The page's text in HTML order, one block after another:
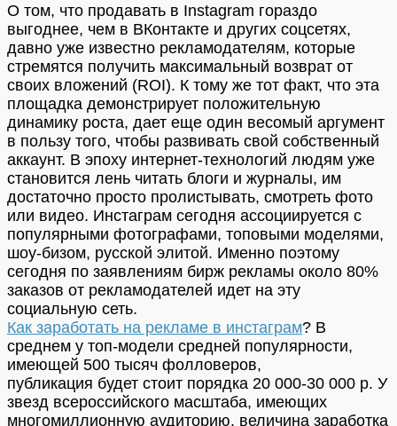
О том, что продавать в Instagram гораздо
выгоднее, чем в ВКонтакте и других соцсетях,
давно уже известно рекламодателям, которые
стремятся получить максимальный возврат от
своих вложений (ROI). К тому же тот факт, что эта
площадка демонстрирует положительную
динамику роста, дает еще один весомый аргумент
в пользу того, чтобы развивать свой собственный
аккаунт. В эпоху интернет-технологий людям уже
становится лень читать блоги и журналы, им
достаточно просто пролистывать, смотреть фото
или видео. Инстаграм сегодня ассоциируется с
популярными фотографами, топовыми моделями,
шоу-бизом, русской элитой. Именно поэтому
сегодня по заявлениям бирж рекламы около 80%
заказов от рекламодателей идет на эту
социальную сеть.
Как заработать на рекламе в инстаграм? В
среднем у топ-модели средней популярности,
имеющей 500 тысяч фолловеров,
публикация будет стоит порядка 20 000-30 000 р. У
звезд всероссийского масштаба, имеющих
многомиллионную аудиторию, величина заработка